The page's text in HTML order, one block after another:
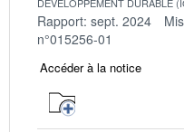
Rapport: sept. 2024
n°015256-01
Accéder à la notice